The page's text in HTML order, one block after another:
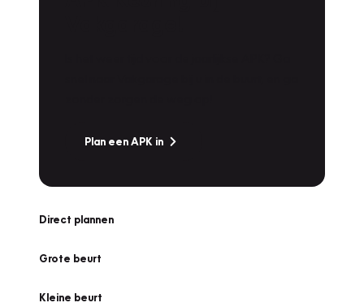
Plan een APK in
Direct plannen
Grote beurt
Kleine beurt